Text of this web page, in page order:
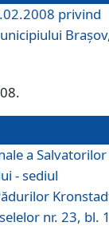
privind
a Salvatorilor
- sediul
nr. 23, bl.